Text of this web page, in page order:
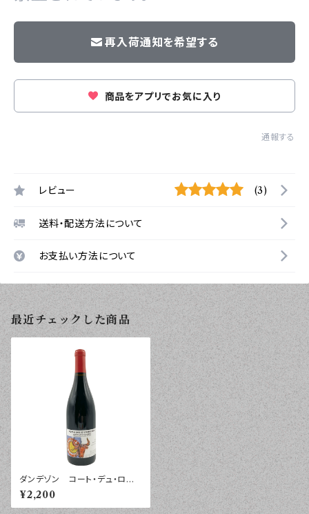
再入荷通知を希望する
商品をアプリでお気に入り
通報する
レビュー (3)
送料・配送方法について
お支払い方法について
最近チェックした商品
ダンデゾン コート・デュ・ロー
ヌ ヴィエイユ・ヴィーニュ ２
０２３年 ７５０ｍｌ
¥2,200